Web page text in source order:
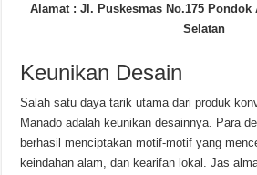
Alamat : Jl. Puskesmas No.175 Pondok
Selatan
Keunikan Desain
Salah satu daya tarik utama dari produk
Manado adalah keunikan desainnya. Para
berhasil menciptakan motif-motif yang
keindahan alam, dan kearifan lokal. Jas